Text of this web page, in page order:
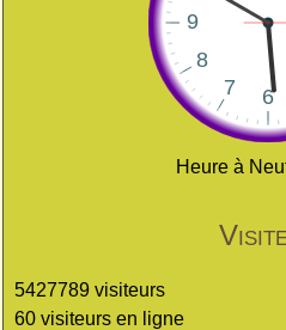
Heure à
5427789 visiteurs
60 visiteurs en ligne